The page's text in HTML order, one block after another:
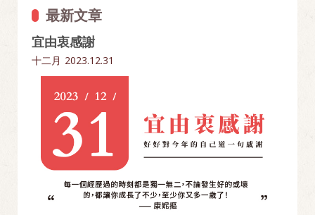
最新文章
宜由衷感謝
十二月 2023.12.31